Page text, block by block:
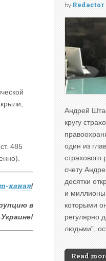
485
канал!
в
Украине!
by Redactor
Андрей
кругу
один из
счету
десятки
и миллионы
которыми
регулярно
людьми”,
Read